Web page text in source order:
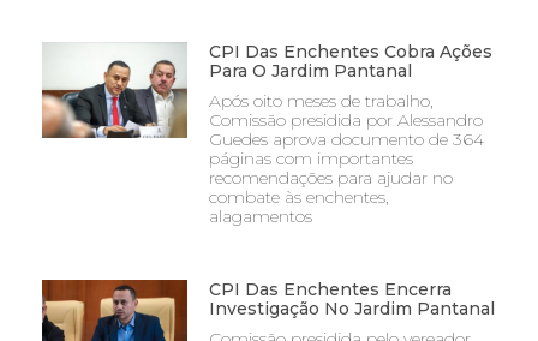
CPI Das Enchentes Cobra Ações
Para O Jardim Pantanal
Após oito meses de trabalho,
Comissão presidida por Alessandro
Guedes aprova documento de 364
páginas com importantes
recomendações para ajudar no
combate às enchentes,
alagamentos
CPI Das Enchentes Encerra
Investigação No Jardim Pantanal